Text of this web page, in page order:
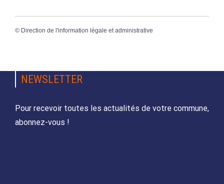
© Direction de l'information légale et administrative
NEWSLETTER
Pour recevoir toutes les actualités de votre commune,
abonnez-vous !